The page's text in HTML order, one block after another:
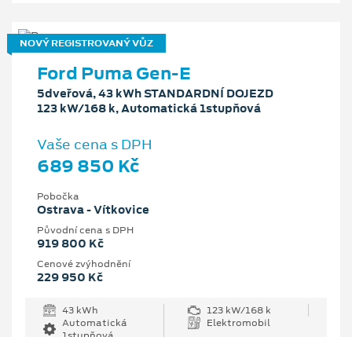
NOVÝ REGISTROVANÝ VŮZ
Ford Puma Gen-E
5dveřová, 43 kWh STANDARDNÍ DOJEZD
123 kW/168 k, Automatická 1stupňová
Vaše cena s DPH
689 850 Kč
Pobočka
Ostrava - Vítkovice
Původní cena s DPH
919 800 Kč
Cenové zvýhodnění
229 950 Kč
43 kWh
123 kW/168 k
Automatická
Elektromobil